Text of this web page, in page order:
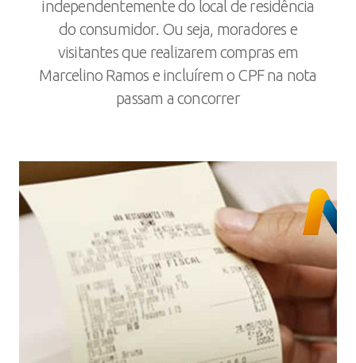
independentemente do local de residência
do consumidor. Ou seja, moradores e
visitantes que realizarem compras em
Marcelino Ramos e incluírem o CPF na nota
passam a concorrer